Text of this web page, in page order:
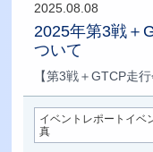
2025.08.08
2025年第3戦＋
ついて
【第3戦＋GTCP走
イベントレポートイベ
真